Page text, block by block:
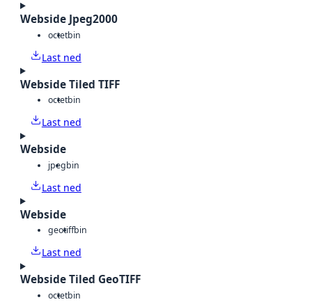
Webside Jpeg2000
octetbin
Last ned
Webside Tiled TIFF
octetbin
Last ned
Webside
jpegbin
Last ned
Webside
geotiffbin
Last ned
Webside Tiled GeoTIFF
octetbin